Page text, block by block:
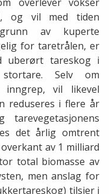
og vil med tiden
av kuperte
for taretrålen, er
uberørt tareskog i
Selv om
vil likevel
reduseres i flere år
det årlig omtrent
av 1 milliard
total biomasse av
men anslag for
tilsier i